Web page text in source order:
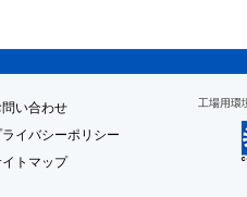
問い合わせ
ライバシーポリシー
トマップ
工場用環